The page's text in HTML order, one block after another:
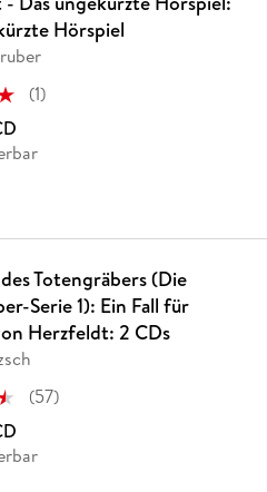
Hörspiel
(1)
Totengräbers (Die
Serie 1): Ein Fall für
Herzfeldt: 2 CDs
(57)